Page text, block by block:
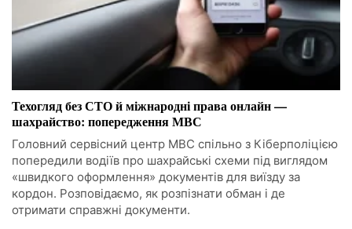
Техогляд без СТО й міжнародні права онлайн —
шахрайство: попередження МВС
Головний сервісний центр МВС спільно з Кіберполіцією
попередили водіїв про шахрайські схеми під виглядом
«швидкого оформлення» документів для виїзду за
кордон. Розповідаємо, як розпізнати обман і де
отримати справжні документи.